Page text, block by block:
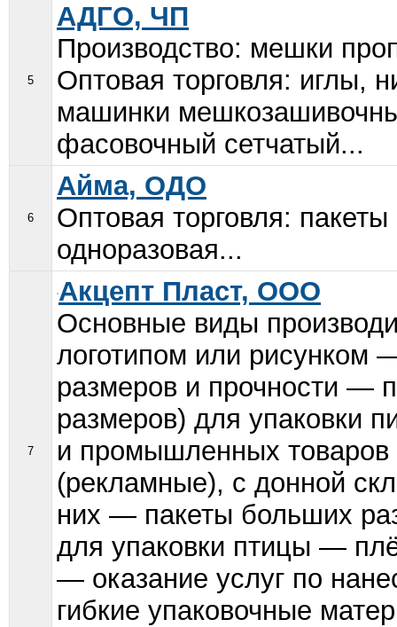
5
АДГО, ЧП
Производство: мешки
Оптовая торговля: иглы,
машинки
фасовочный сетчатый...
6
Айма, ОДО
Оптовая торговля:
одноразовая...
7
Акцепт Пласт, ООО
Основные виды
логотипом или рисунком
размеров и прочности —
размеров) для упаковки
и промышленных
(рекламные), с донной
них — пакеты больших
для упаковки птицы —
— оказание услуг по
гибкие упаковочные